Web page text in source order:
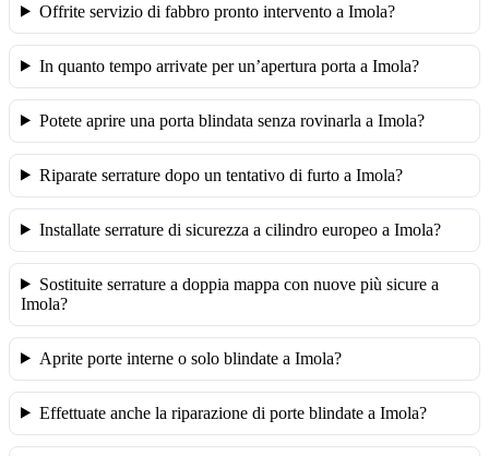
Offrite servizio di fabbro pronto intervento a Imola?
In quanto tempo arrivate per un’apertura porta a Imola?
Potete aprire una porta blindata senza rovinarla a Imola?
Riparate serrature dopo un tentativo di furto a Imola?
Installate serrature di sicurezza a cilindro europeo a Imola?
Sostituite serrature a doppia mappa con nuove più sicure a
Imola?
Aprite porte interne o solo blindate a Imola?
Effettuate anche la riparazione di porte blindate a Imola?